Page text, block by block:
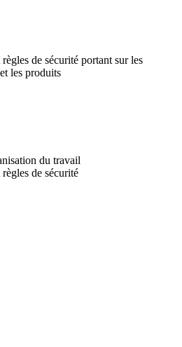
de sécurité portant sur les
les produits
du travail
de sécurité